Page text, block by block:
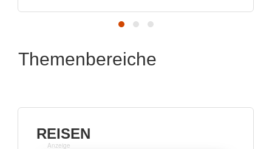
Themenbereiche
REISEN
Anzeige